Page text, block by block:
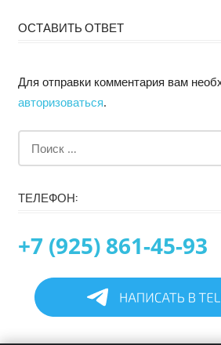
ОСТАВИТЬ ОТВЕТ
Для отправки комментария вам
авторизоваться.
ТЕЛЕФОН:
+7 (925) 861-45-93